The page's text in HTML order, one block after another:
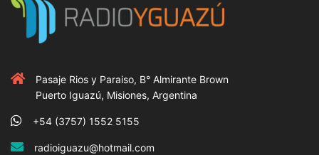
Pasaje Rios y Paraiso, B° Almirante Brown
Puerto Iguazú, Misiones, Argentina
+54 (3757) 1552 5155
radioiguazu@hotmail.com